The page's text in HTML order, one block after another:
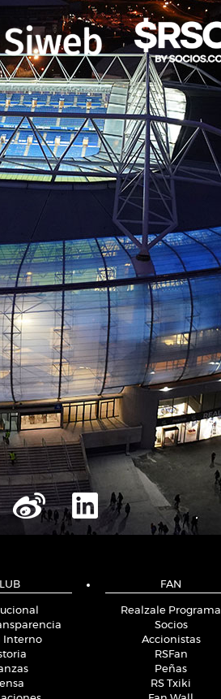
Interno
FAN
Realzale Programa
Socios
Accionistas
RSFan
Peñas
RS Txiki